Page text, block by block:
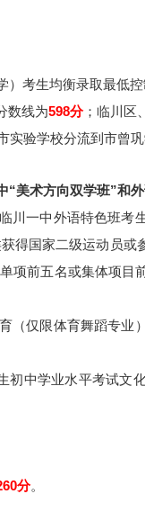
）考生均衡录取最低
数线为598分；临川区
实验学校分流到市曾
美术方向双学班”和
川一中外语特色班
得国家二级运动员或
项前五名或集体项目
（仅限体育舞蹈专
初中学业水平考试
分。